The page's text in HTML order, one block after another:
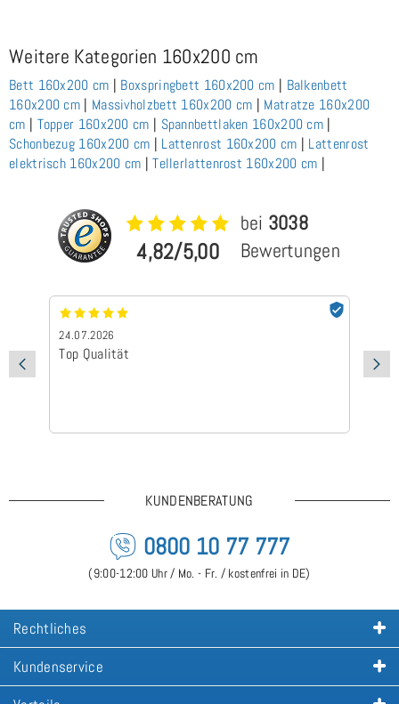
Weitere Kategorien 160x200 cm
Bett 160x200 cm | Boxspringbett 160x200 cm | Balkenbett
160x200 cm | Massivholzbett 160x200 cm | Matratze 160x200
cm | Topper 160x200 cm | Spannbettlaken 160x200 cm |
Schonbezug 160x200 cm | Lattenrost 160x200 cm | Lattenrost
elektrisch 160x200 cm |Tellerlattenrost 160x200 cm |
4,82/5,00
bei 3038
Bewertungen
Schnelle
KUNDENBERATUNG
0800 10 77 777
(9:00-12:00 Uhr / Mo. - Fr. / kostenfrei in DE)
Rechtliches
Kundenservice